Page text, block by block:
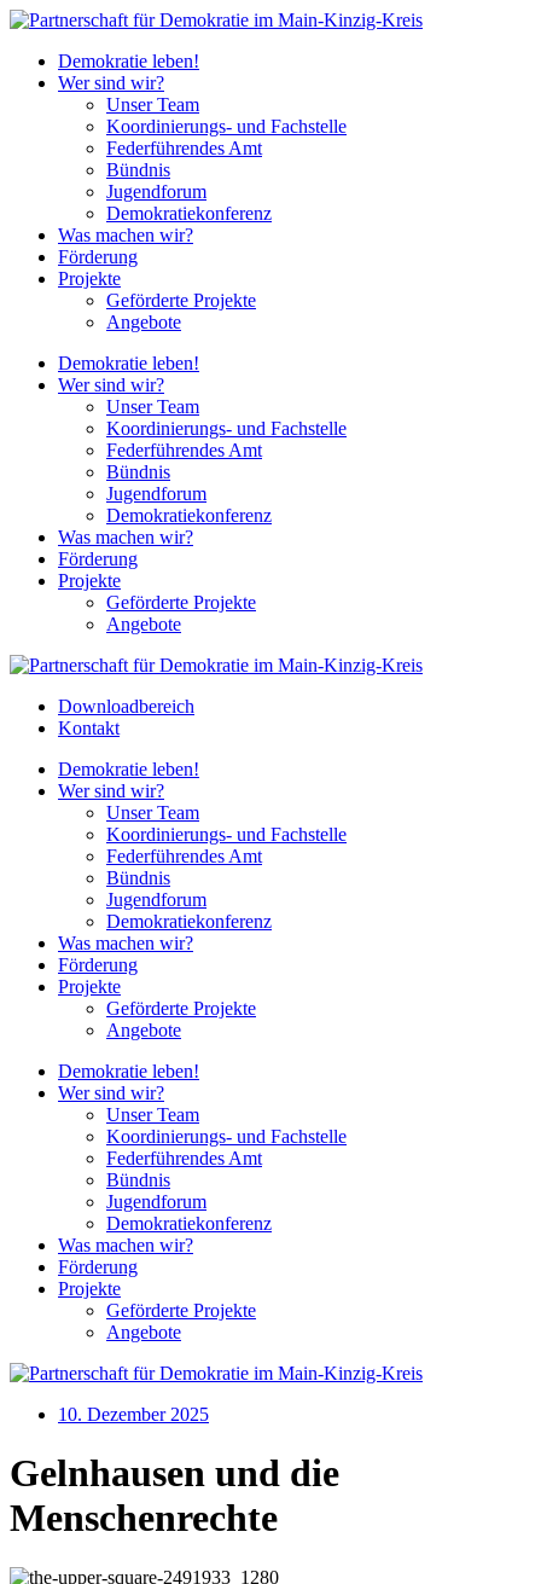
Demokratie leben!
Wer sind wir?
Unser Team
Koordinierungs- und Fachstelle
Federführendes Amt
Bündnis
Jugendforum
Demokratiekonferenz
Was machen wir?
Förderung
Projekte
Geförderte Projekte
Angebote
Demokratie leben!
Wer sind wir?
Unser Team
Koordinierungs- und Fachstelle
Federführendes Amt
Bündnis
Jugendforum
Demokratiekonferenz
Was machen wir?
Förderung
Projekte
Geförderte Projekte
Angebote
Downloadbereich
Kontakt
Demokratie leben!
Wer sind wir?
Unser Team
Koordinierungs- und Fachstelle
Federführendes Amt
Bündnis
Jugendforum
Demokratiekonferenz
Was machen wir?
Förderung
Projekte
Geförderte Projekte
Angebote
Demokratie leben!
Wer sind wir?
Unser Team
Koordinierungs- und Fachstelle
Federführendes Amt
Bündnis
Jugendforum
Demokratiekonferenz
Was machen wir?
Förderung
Projekte
Geförderte Projekte
Angebote
10. Dezember 2025
Gelnhausen und die
Menschenrechte